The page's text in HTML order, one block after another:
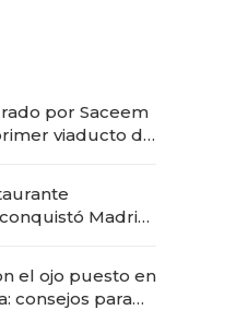
por Saceem
viaducto de
Madrid:
apertura
el ojo puesto en
consejos para